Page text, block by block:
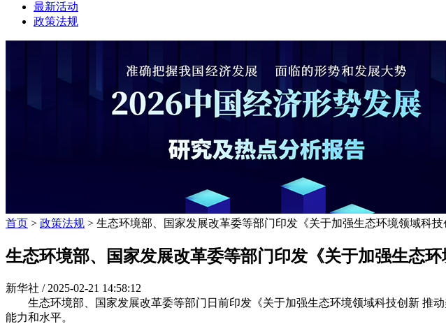
最新活动
政策法规
首页 > 政策法规 > 生态环境部、国家发展改革委等部门印发《关于加强生态环境领域科
生态环境部、国家发展改革委等部门印发《关于加强生态
新华社 / 2025-02-21 14:58:12
生态环境部、国家发展改革委等部门日前印发《关于加强生态环境领域科技创新 推
能力和水平。